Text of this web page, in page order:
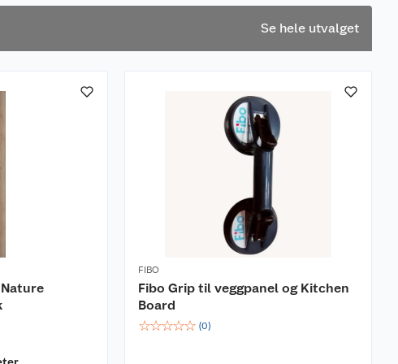
Se hele utvalget
Nature
FIBO
Fibo Grip til veggpanel og Kitchen
Board
☆☆☆☆☆ (0)